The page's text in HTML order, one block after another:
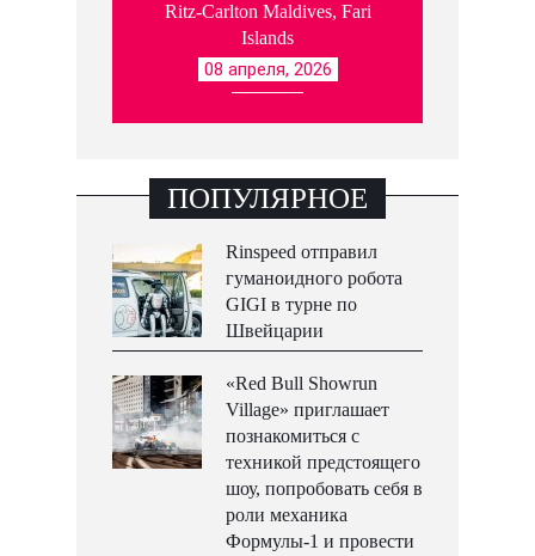
Ritz-Carlton Maldives, Fari
Islands
08 апреля, 2026
ПОПУЛЯРНОЕ
Rinspeed отправил
гуманоидного робота
GIGI в турне по
Швейцарии
«Red Bull Showrun
Village» приглашает
познакомиться с
техникой предстоящего
шоу, попробовать себя в
роли механика
Формулы-1 и провести